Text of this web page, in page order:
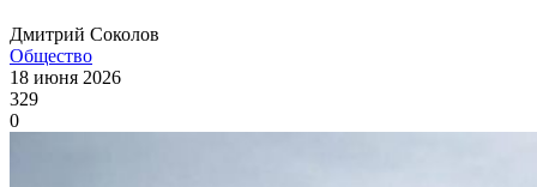
Дмитрий Соколов
Общество
18 июня 2026
329
0